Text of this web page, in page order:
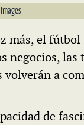
más, el
negocios,
volverán a
de